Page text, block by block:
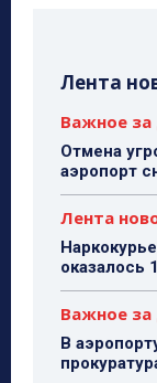
Лента
Важное за
Отмена
аэропорт
Лента
оказалось
Важное за
В